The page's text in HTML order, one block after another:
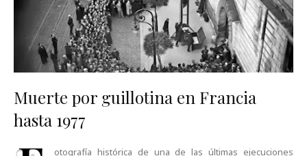
Muerte por guillotina en Francia
hasta 1977
otografía histórica de una de las últimas ejecuciones